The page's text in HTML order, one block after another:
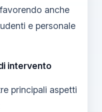
anche
e personale
intervento
principali aspetti